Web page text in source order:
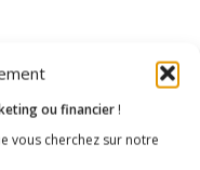
ou financier !
vous cherchez sur notre